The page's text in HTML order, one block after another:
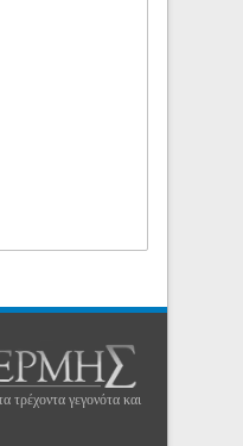
τρέχοντα γεγονότα και